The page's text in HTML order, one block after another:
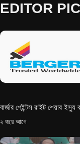
EDITOR
বার্জার পেইন্টস রাইট শেয়ার ইস্যু
২ বছর আগে